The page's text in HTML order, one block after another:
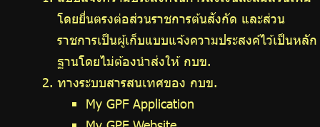
โดยยื่นตรงต่อส่วนราชการต้นสังกัด และส่วน
ราชการเป็นผู้เก็บแบบแจ้งความประสงค์ไว้เป็นหลัก
ฐานโดยไม่ต้องนำส่งให้ กบข.
ทางระบบสารสนเทศของ กบข.
My GPF Application